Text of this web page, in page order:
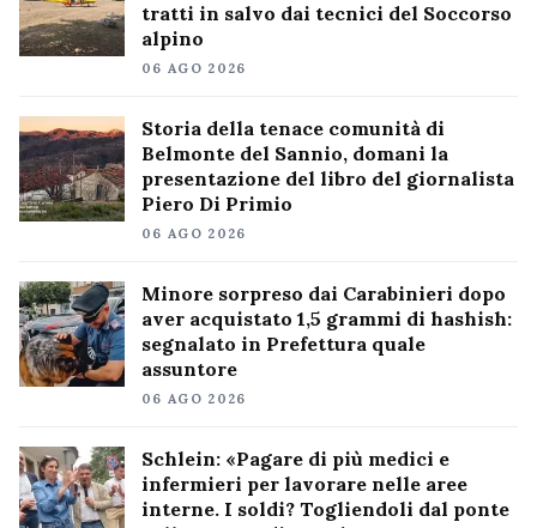
tratti in salvo dai tecnici del Soccorso
alpino
06 AGO 2026
Storia della tenace comunità di
Belmonte del Sannio, domani la
presentazione del libro del giornalista
Piero Di Primio
06 AGO 2026
Minore sorpreso dai Carabinieri dopo
aver acquistato 1,5 grammi di hashish:
segnalato in Prefettura quale
assuntore
06 AGO 2026
Schlein: «Pagare di più medici e
infermieri per lavorare nelle aree
interne. I soldi? Togliendoli dal ponte